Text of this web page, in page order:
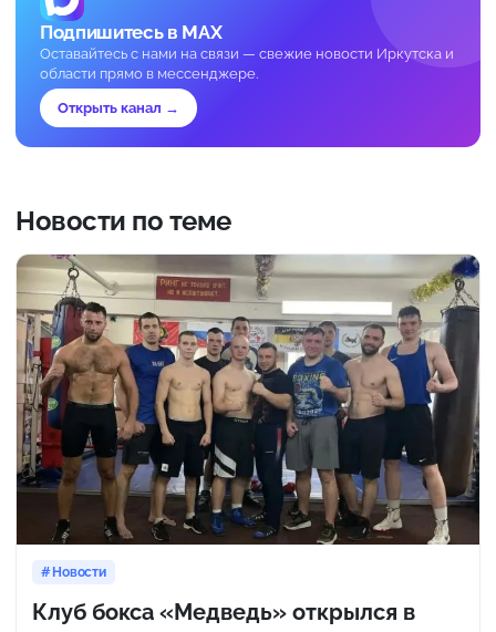
Подпишитесь в MAX
Оставайтесь с нами на связи — свежие новости Иркутска и
области прямо в мессенджере.
Открыть канал →
Новости по теме
Новости
Клуб бокса «Медведь» открылся в